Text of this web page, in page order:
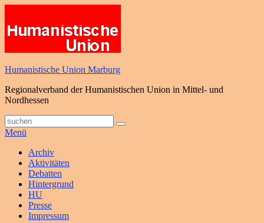
springen
Humanistische Union Marburg
Regionalverband der Humanistischen Union in Mittel- und
Nordhessen
Suche
nach:
Suchen
Menü
Primäres
Menü
Archiv
Aktivitäten
Debatten
Hintergrund
HU
Presse
Impressum